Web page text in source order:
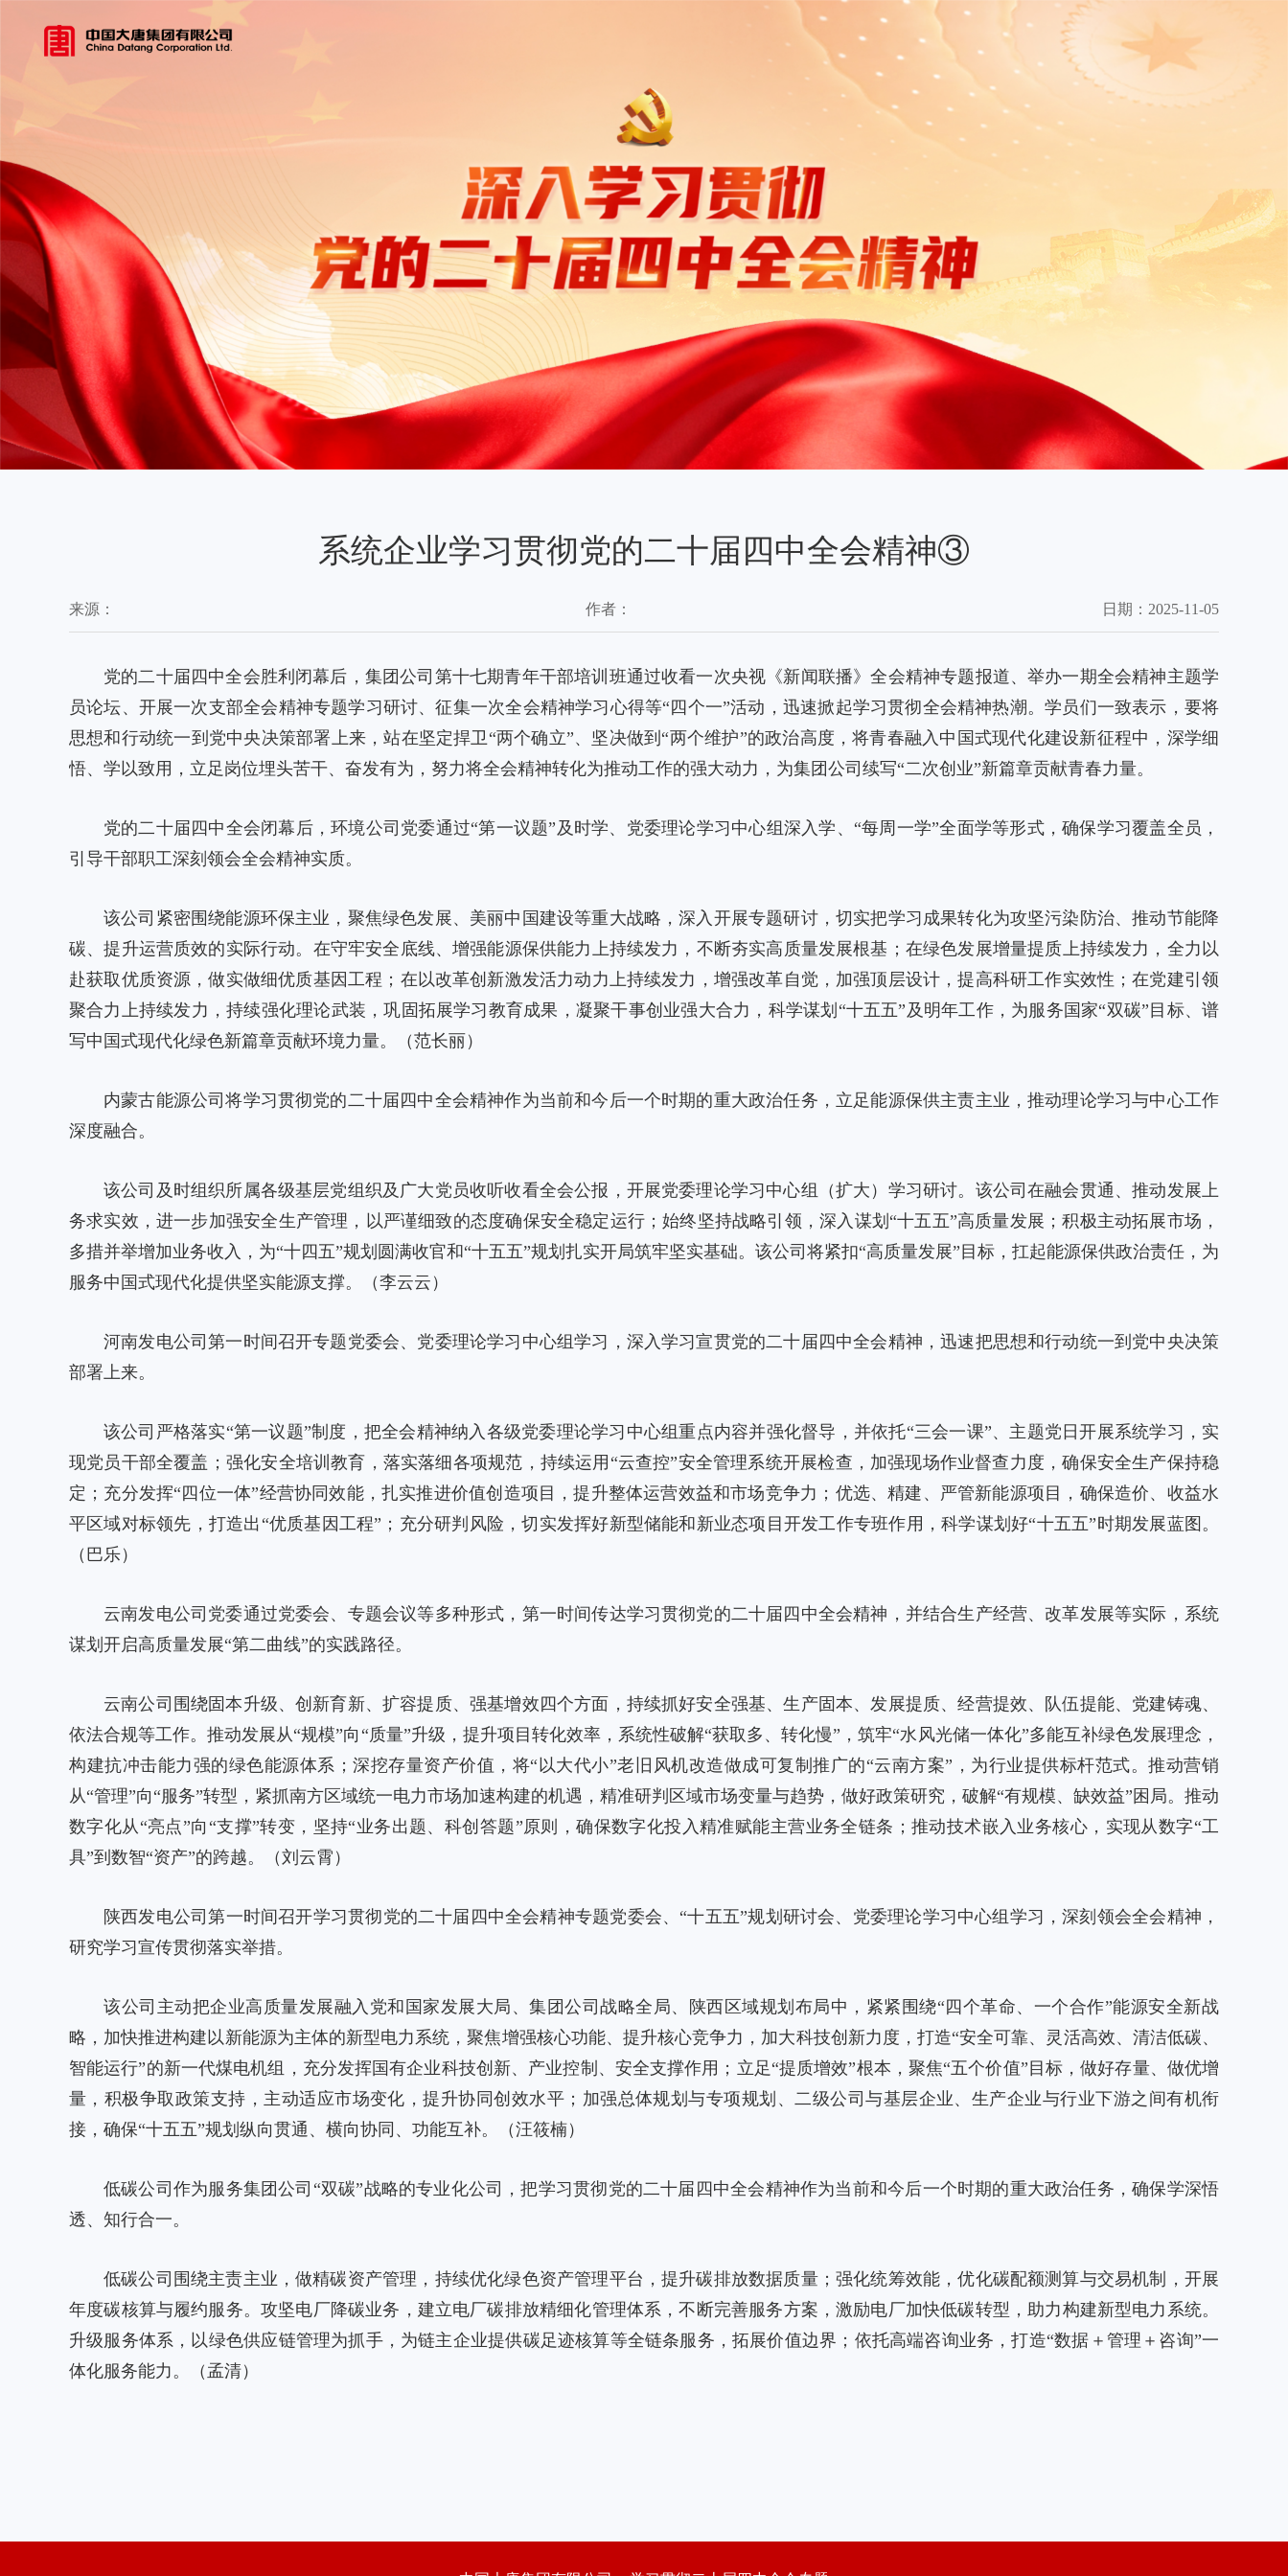
系统企业学习贯彻党的二十届四中全会精神③
来源： 作者： 日期： 2025-11-05
党的二十届四中全会胜利闭幕后，集团公司第十七期青年干部培训班通过收看一次央视《新闻联播》全会精神专题报道、举办一期全会精神主题学
员论坛、开展一次支部全会精神专题学习研讨、征集一次全会精神学习心得等“四个一”活动，迅速掀起学习贯彻全会精神热潮。学员们一致表示，要将
思想和行动统一到党中央决策部署上来，站在坚定捍卫“两个确立”、坚决做到“两个维护”的政治高度，将青春融入中国式现代化建设新征程中，深学细
悟、学以致用，立足岗位埋头苦干、奋发有为，努力将全会精神转化为推动工作的强大动力，为集团公司续写“二次创业”新篇章贡献青春力量。
党的二十届四中全会闭幕后，环境公司党委通过“第一议题”及时学、党委理论学习中心组深入学、“每周一学”全面学等形式，确保学习覆盖全员，
引导干部职工深刻领会全会精神实质。
该公司紧密围绕能源环保主业，聚焦绿色发展、美丽中国建设等重大战略，深入开展专题研讨，切实把学习成果转化为攻坚污染防治、推动节能降
碳、提升运营质效的实际行动。在守牢安全底线、增强能源保供能力上持续发力，不断夯实高质量发展根基；在绿色发展增量提质上持续发力，全力以
赴获取优质资源，做实做细优质基因工程；在以改革创新激发活力动力上持续发力，增强改革自觉，加强顶层设计，提高科研工作实效性；在党建引领
聚合力上持续发力，持续强化理论武装，巩固拓展学习教育成果，凝聚干事创业强大合力，科学谋划“十五五”及明年工作，为服务国家“双碳”目标、谱
写中国式现代化绿色新篇章贡献环境力量。（范长丽）
内蒙古能源公司将学习贯彻党的二十届四中全会精神作为当前和今后一个时期的重大政治任务，立足能源保供主责主业，推动理论学习与中心工作
深度融合。
该公司及时组织所属各级基层党组织及广大党员收听收看全会公报，开展党委理论学习中心组（扩大）学习研讨。该公司在融会贯通、推动发展上
务求实效，进一步加强安全生产管理，以严谨细致的态度确保安全稳定运行；始终坚持战略引领，深入谋划“十五五”高质量发展；积极主动拓展市场，
多措并举增加业务收入，为“十四五”规划圆满收官和“十五五”规划扎实开局筑牢坚实基础。该公司将紧扣“高质量发展”目标，扛起能源保供政治责任，为
服务中国式现代化提供坚实能源支撑。（李云云）
河南发电公司第一时间召开专题党委会、党委理论学习中心组学习，深入学习宣贯党的二十届四中全会精神，迅速把思想和行动统一到党中央决策
部署上来。
该公司严格落实“第一议题”制度，把全会精神纳入各级党委理论学习中心组重点内容并强化督导，并依托“三会一课”、主题党日开展系统学习，实
现党员干部全覆盖；强化安全培训教育，落实落细各项规范，持续运用“云查控”安全管理系统开展检查，加强现场作业督查力度，确保安全生产保持稳
定；充分发挥“四位一体”经营协同效能，扎实推进价值创造项目，提升整体运营效益和市场竞争力；优选、精建、严管新能源项目，确保造价、收益水
平区域对标领先，打造出“优质基因工程”；充分研判风险，切实发挥好新型储能和新业态项目开发工作专班作用，科学谋划好“十五五”时期发展蓝图。
（巴乐）
云南发电公司党委通过党委会、专题会议等多种形式，第一时间传达学习贯彻党的二十届四中全会精神，并结合生产经营、改革发展等实际，系统
谋划开启高质量发展“第二曲线”的实践路径。
云南公司围绕固本升级、创新育新、扩容提质、强基增效四个方面，持续抓好安全强基、生产固本、发展提质、经营提效、队伍提能、党建铸魂、
依法合规等工作。推动发展从“规模”向“质量”升级，提升项目转化效率，系统性破解“获取多、转化慢”，筑牢“水风光储一体化”多能互补绿色发展理念，
构建抗冲击能力强的绿色能源体系；深挖存量资产价值，将“以大代小”老旧风机改造做成可复制推广的“云南方案”，为行业提供标杆范式。推动营销
从“管理”向“服务”转型，紧抓南方区域统一电力市场加速构建的机遇，精准研判区域市场变量与趋势，做好政策研究，破解“有规模、缺效益”困局。推动
数字化从“亮点”向“支撑”转变，坚持“业务出题、科创答题”原则，确保数字化投入精准赋能主营业务全链条；推动技术嵌入业务核心，实现从数字“工
具”到数智“资产”的跨越。（刘云霄）
陕西发电公司第一时间召开学习贯彻党的二十届四中全会精神专题党委会、“十五五”规划研讨会、党委理论学习中心组学习，深刻领会全会精神，
研究学习宣传贯彻落实举措。
该公司主动把企业高质量发展融入党和国家发展大局、集团公司战略全局、陕西区域规划布局中，紧紧围绕“四个革命、一个合作”能源安全新战
略，加快推进构建以新能源为主体的新型电力系统，聚焦增强核心功能、提升核心竞争力，加大科技创新力度，打造“安全可靠、灵活高效、清洁低碳、
智能运行”的新一代煤电机组，充分发挥国有企业科技创新、产业控制、安全支撑作用；立足“提质增效”根本，聚焦“五个价值”目标，做好存量、做优增
量，积极争取政策支持，主动适应市场变化，提升协同创效水平；加强总体规划与专项规划、二级公司与基层企业、生产企业与行业下游之间有机衔
接，确保“十五五”规划纵向贯通、横向协同、功能互补。（汪筱楠）
低碳公司作为服务集团公司“双碳”战略的专业化公司，把学习贯彻党的二十届四中全会精神作为当前和今后一个时期的重大政治任务，确保学深悟
透、知行合一。
低碳公司围绕主责主业，做精碳资产管理，持续优化绿色资产管理平台，提升碳排放数据质量；强化统筹效能，优化碳配额测算与交易机制，开展
年度碳核算与履约服务。攻坚电厂降碳业务，建立电厂碳排放精细化管理体系，不断完善服务方案，激励电厂加快低碳转型，助力构建新型电力系统。
升级服务体系，以绿色供应链管理为抓手，为链主企业提供碳足迹核算等全链条服务，拓展价值边界；依托高端咨询业务，打造“数据＋管理＋咨询”一
体化服务能力。（孟清）